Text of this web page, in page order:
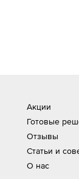
Акции
Готовые
Отзывы
Статьи и
О нас